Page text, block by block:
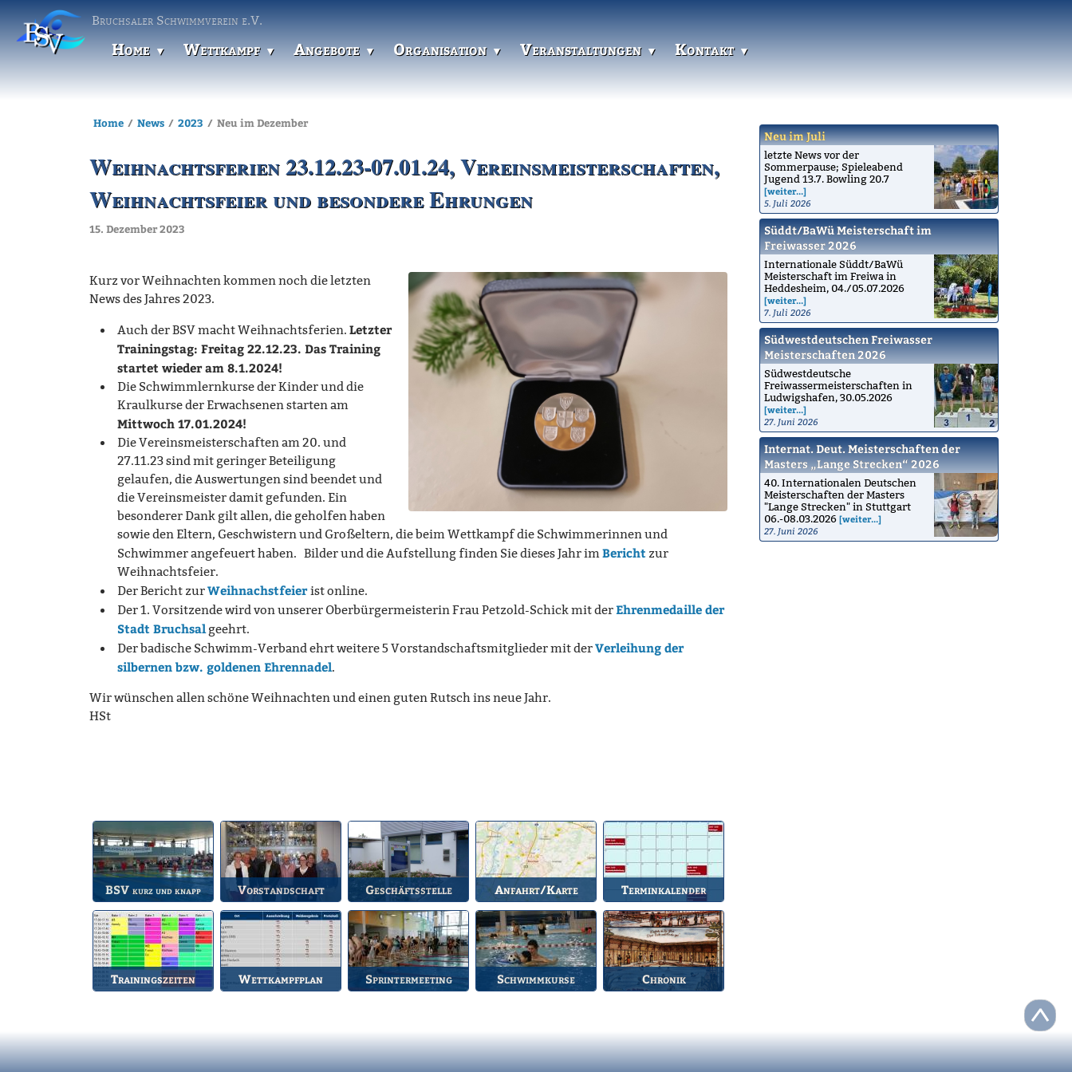
Bruchsaler Schwimmverein e.V.
Home Wettkampf Angebote Organisation Veranstaltungen Kontakt
Neu im Juli
letzte News vor der
Sommerpause; Spieleabend
Jugend 13.7. Bowling 20.7
[weiter...]
5. Juli 2026
Süddt/BaWü Meisterschaft im
Freiwasser 2026
Internationale Süddt/BaWü
Meisterschaft im Freiwa in
Heddesheim, 04./05.07.2026
[weiter...]
7. Juli 2026
Südwestdeutschen Freiwasser
Meisterschaften 2026
Südwestdeutsche
Freiwassermeisterschaften in
Ludwigshafen, 30.05.2026
[weiter...]
27. Juni 2026
Internat. Deut. Meisterschaften der
Masters „Lange Strecken“ 2026
40. Internationalen Deutschen
Meisterschaften der Masters
"Lange Strecken" in Stuttgart
06.-08.03.2026 [weiter...]
27. Juni 2026
Home News 2023 Neu im Dezember
Weihnachtsferien 23.12.23-07.01.24, Vereinsmeisterschaften,
Weihnachtsfeier und besondere Ehrungen
15. Dezember 2023
Kurz vor Weihnachten kommen noch die letzten
News des Jahres 2023.
Auch der BSV macht Weihnachtsferien. Letzter
Trainingstag: Freitag 22.12.23. Das Training
startet wieder am 8.1.2024!
Die Schwimmlernkurse der Kinder und die
Kraulkurse der Erwachsenen starten am
Mittwoch 17.01.2024!
Die Vereinsmeisterschaften am 20. und
27.11.23 sind mit geringer Beteiligung
gelaufen, die Auswertungen sind beendet und
die Vereinsmeister damit gefunden. Ein
besonderer Dank gilt allen, die geholfen haben
sowie den Eltern, Geschwistern und Großeltern, die beim Wettkampf die Schwimmerinnen und
Schwimmer angefeuert haben. Bilder und die Aufstellung finden Sie dieses Jahr imBericht zur
Weihnachtsfeier.
Der Bericht zurWeihnachstfeierist online.
Der 1. Vorsitzende wird von unserer Oberbürgermeisterin Frau Petzold-Schick mit derEhrenmedaille der
Stadt Bruchsalgeehrt.
Der badische Schwimm-Verband ehrt weitere 5 Vorstandschaftsmitglieder mit derVerleihung der
silbernen bzw. goldenen Ehrennadel.
Wir wünschen allen schöne Weihnachten und einen guten Rutsch ins neue Jahr.
HSt
BSV kurz und knapp
Die wichtigsten Infos
zum BSV.
Vorstandschaft
Unsere amtierende
Vorstandschaft.
Geschäftsstelle
Anlaufstelle für alle
Fragen.
Anfahrt/Karte
So können Sie uns
erreichen.
Terminkalender
Die Termine des BSV.
Trainingszeiten Wettkampfplan Sprintermeeting Schwimmkurse Chronik